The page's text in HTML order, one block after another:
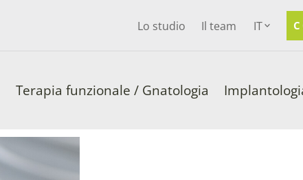
Lo studio Il team IT
Terapia funzionale / Gnatologia